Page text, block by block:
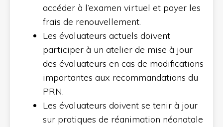
accéder à l’examen virtuel et payer les
frais de renouvellement.
Les évaluateurs actuels doivent
participer à un atelier de mise à jour
des évaluateurs en cas de modifications
importantes aux recommandations du
PRN.
Les évaluateurs doivent se tenir à jour
sur pratiques de réanimation néonatale